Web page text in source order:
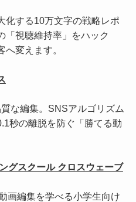
化する10万文字の戦略レポ
「視聴維持率」をハック
変えます。
な編集。SNSアルゴリズム
秒の離脱を防ぐ「勝てる動
グスクール クロスウェーブ
画編集を学べる小学生向け